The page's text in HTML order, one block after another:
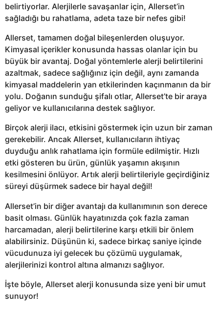
belirtiyorlar. Alerjilerle savaşanlar için, Allerset’in
sağladığı bu rahatlama, adeta taze bir nefes gibi!
Allerset, tamamen doğal bileşenlerden oluşuyor.
Kimyasal içerikler konusunda hassas olanlar için bu
büyük bir avantaj. Doğal yöntemlerle alerji belirtilerini
azaltmak, sadece sağlığınız için değil, aynı zamanda
kimyasal maddelerin yan etkilerinden kaçınmanın da bir
yolu. Doğanın sunduğu şifalı otlar, Allerset’te bir araya
geliyor ve kullanıcılarına destek sağlıyor.
Birçok alerji ilacı, etkisini göstermek için uzun bir zaman
gerekebilir. Ancak Allerset, kullanıcıların ihtiyaç
duyduğu anlık rahatlama için formüle edilmiştir. Hızlı
etki gösteren bu ürün, günlük yaşamın akışının
kesilmesini önlüyor. Artık alerji belirtileriyle geçirdiğiniz
süreyi düşürmek sadece bir hayal değil!
Allerset’in bir diğer avantajı da kullanımının son derece
basit olması. Günlük hayatınızda çok fazla zaman
harcamadan, alerji belirtilerine karşı etkili bir önlem
alabilirsiniz. Düşünün ki, sadece birkaç saniye içinde
vücudunuza iyi gelecek bu çözümü uygulamak,
alerjilerinizi kontrol altına almanızı sağlıyor.
İşte böyle, Allerset alerji konusunda size yeni bir umut
sunuyor!